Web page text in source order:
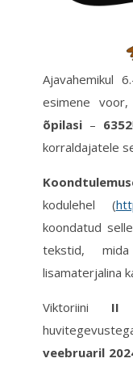
Ajavahemikul
esimene
õpilasi – 6352
korraldajatele
kodulehel (
koondatud
tekstid,
lisamaterjalina
Viktoriini II
veebruaril